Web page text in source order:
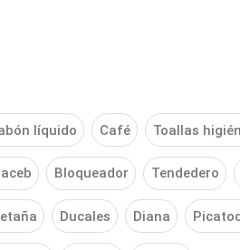
líquido Café Toallas
Bloqueador Tendedero
Ducales Diana